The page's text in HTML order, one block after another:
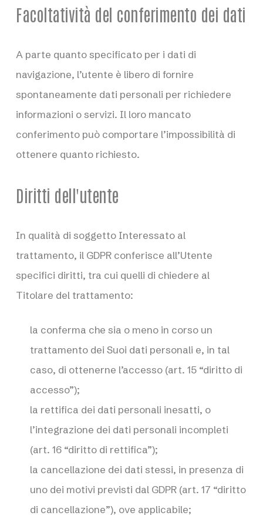
Facoltatività del conferimento dei dati
A parte quanto specificato per i dati di
navigazione, l’utente è libero di fornire
spontaneamente dati personali per richiedere
informazioni o servizi. Il loro mancato
conferimento può comportare l’impossibilità di
ottenere quanto richiesto.
Diritti dell'utente
In qualità di soggetto Interessato al
trattamento, il GDPR conferisce all’Utente
specifici diritti, tra cui quelli di chiedere al
Titolare del trattamento:
la conferma che sia o meno in corso un
trattamento dei Suoi dati personali e, in tal
caso, di ottenerne l’accesso (art. 15 “diritto di
accesso”);
la rettifica dei dati personali inesatti, o
l’integrazione dei dati personali incompleti
(art. 16 “diritto di rettifica”);
la cancellazione dei dati stessi, in presenza di
uno dei motivi previsti dal GDPR (art. 17 “diritto
di cancellazione”), ove applicabile;